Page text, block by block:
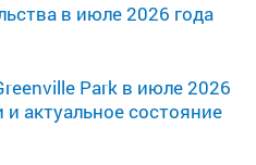
в июле 2026 года
Park в июле 2026
актуальное состояние